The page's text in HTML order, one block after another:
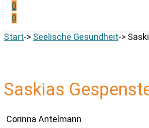
0
0
Start-> Seelische Gesundheit->
Saskias
Corinna Antelmann